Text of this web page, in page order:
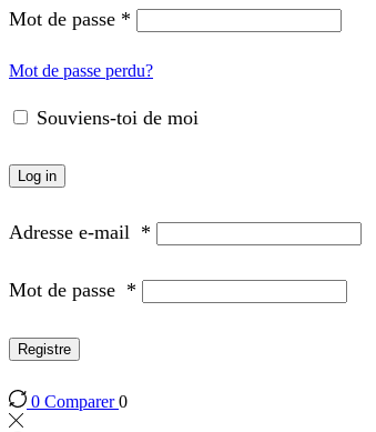
Mot de passe *
Mot de passe perdu?
Souviens-toi de moi
Log in
Adresse e-mail *
Mot de passe *
Registre
0 Comparer0